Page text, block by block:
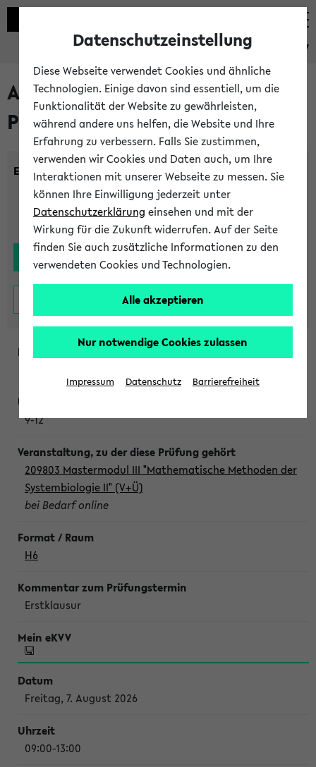
eKVV
Alle noch stattfindenden
Prüfungen
Einrichtung:
9-12
209803 Mastermodul III "Mathematische Methoden der
Systembiologie II" (V+Ü)
bei Bedarf online
H6
Erstklausur
Freitag, 7. August 2026
09:00-13:00
Datenschutzeinstellung
Diese Webseite verwendet Cookies und ähnliche
Technologien. Einige davon sind essentiell, um die
Funktionalität der Website zu gewährleisten,
während andere uns helfen, die Website und Ihre
Erfahrung zu verbessern. Falls Sie zustimmen,
verwenden wir Cookies und Daten auch, um Ihre
Interaktionen mit unserer Webseite zu messen. Sie
können Ihre Einwilligung jederzeit unter
Datenschutzerklärung einsehen und mit der
Wirkung für die Zukunft widerrufen. Auf der Seite
finden Sie auch zusätzliche Informationen zu den
verwendeten Cookies und Technologien.
Alle akzeptieren
Nur notwendige Cookies zulassen
Impressum Datenschutz Barrierefreiheit